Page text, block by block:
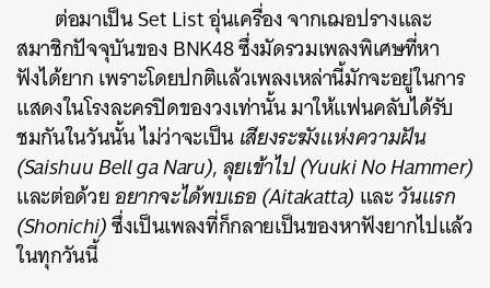
ต่อมาเป็น Set List อุ่นเครื่อง จากเฌอปรางและ
สมาชิกปัจจุบันของ BNK48 ซึ่งมัดรวมเพลงพิเศษที่หา
ฟังได้ยาก เพราะโดยปกติแล้วเพลงเหล่านี้มักจะอยู่ในการ
แสดงในโรงละครปิดของวงเท่านั้น มาให้แฟนคลับได้รับ
ชมกันในวันนั้น ไม่ว่าจะเป็นเสียงระฆังแห่งความฝัน
(Saishuu Bell ga Naru),ลุยเข้าไป (Yuuki No Hammer)
และต่อด้วยอยากจะได้พบเธอ (Aitakatta) และวันแรก
(Shonichi)ซึ่งเป็นเพลงที่ก็กลายเป็นของหาฟังยากไปแล้ว
ในทุกวันนี้